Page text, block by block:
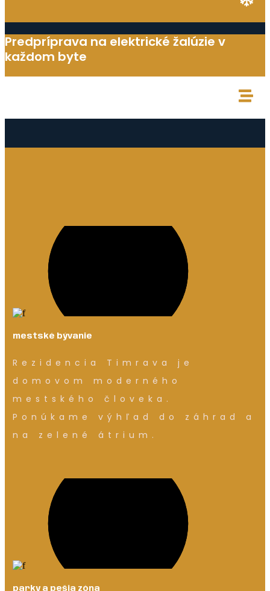
Predpríprava na elektrické žalúzie v
každom byte
mestské bývanie
Rezidencia Timrava je
domovom moderného
mestského človeka.
Ponúkame výhľad do záhrad a
na zelené átrium.
parky a pešia zóna